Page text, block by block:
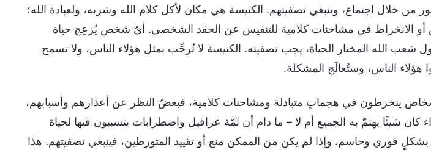
خلال اجتماع، وينبغي تصفيتهم. الكنيسة هي مكان لأكل كلام الله وشربه، ولعبادة الله؛
أو الانخراط في مشاحنات كلامية للتنفيس عن الحقد الشخصي. أيّ شخص يُزعِج حياة
شعب الله المختار الحياة، يجب تصفيته. الكنيسة لا تُرحِّب بمثل هؤلاء الناس، ولا تسمح
هؤلاء الناس، وستُعالَج المشكلة.
ينخرطون في هجماتٍ متبادلة ومشاحنات كلامية، فبغضّ النظر عن أعذارهم وأسبابهم،
شيئًا يهتمّ به الجميع أم لا – ما دام أن ثَمّة عراقيل واضطرابات يتسببون فيها لحياة
فوري وحاسم. وإذا لم يكن من الممكن منع أو تقييد المتورطين، فينبغي تصفيتهم. هذا